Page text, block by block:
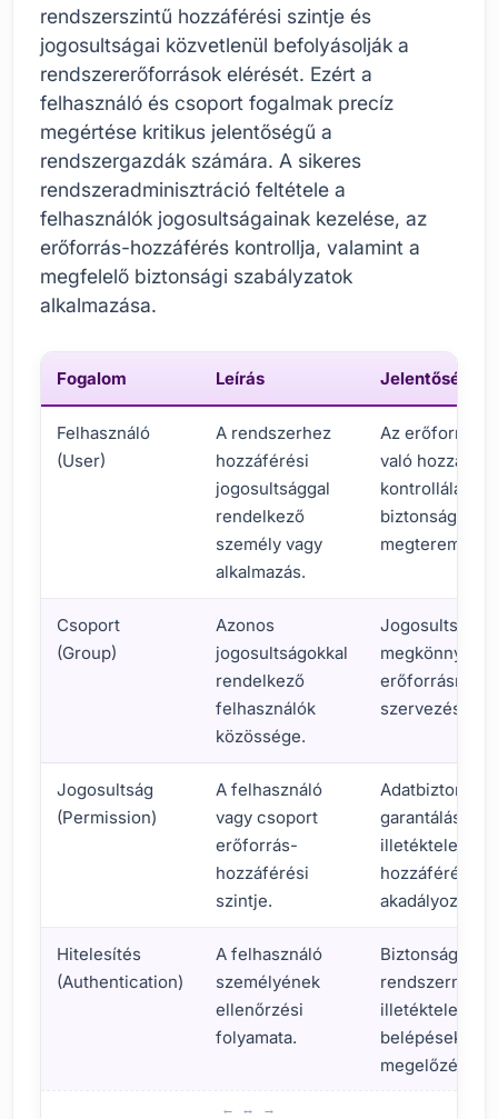
rendszerszintű hozzáférési szintje és
jogosultságai közvetlenül befolyásolják a
rendszererőforrások elérését. Ezért a
felhasználó és csoport fogalmak precíz
megértése kritikus jelentőségű a
rendszergazdák számára. A sikeres
rendszeradminisztráció feltétele a
felhasználók jogosultságainak kezelése, az
erőforrás-hozzáférés kontrollja, valamint a
megfelelő biztonsági szabályzatok
alkalmazása.
Fogalom Leírás Jelentősége
Felhasználó
(User)
A rendszerhez
hozzáférési
jogosultsággal
rendelkező
személy vagy
alkalmazás.
Az
való
kontrollálása,
biztonság
Csoport
(Group)
Azonos
jogosultságokkal
rendelkező
felhasználók
közössége.
szervezése.
Jogosultság
(Permission)
A felhasználó
vagy csoport
erőforrás-
hozzáférési
szintje.
Adatbiztonság
garantálása,
illetéktelen
hozzáférés
akadályozása.
Hitelesítés
(Authentication)
A felhasználó
személyének
ellenőrzési
folyamata.
Biztonságos
illetéktelen
belépések
megelőzése.